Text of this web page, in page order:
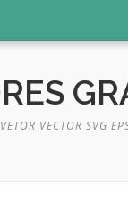
VECTOR SVG